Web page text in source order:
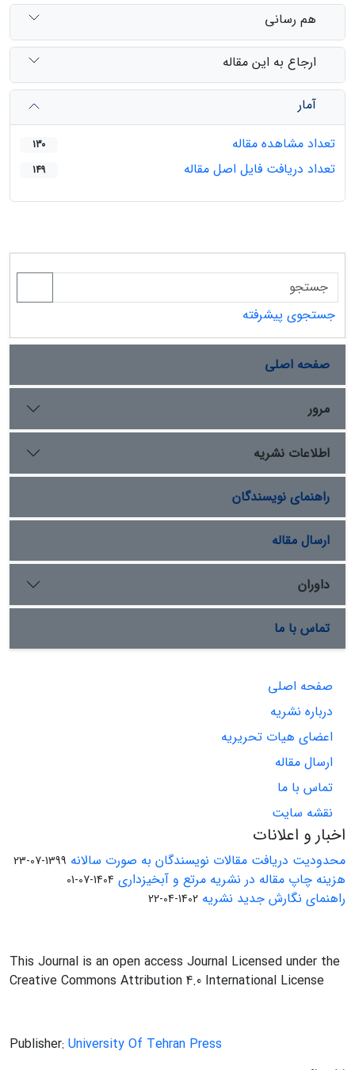
هم رسانی
ارجاع به این مقاله
آمار
تعداد مشاهده مقاله
130
تعداد دریافت فایل اصل مقاله 149
جستجوی پیشرفته
صفحه اصلی
مرور
اطلاعات نشریه
راهنمای نویسندگان
ارسال مقاله
داوران
تماس با ما
صفحه اصلی
درباره نشریه
اعضای هیات تحریریه
ارسال مقاله
تماس با ما
نقشه سایت
اخبار و اعلانات
محدودیت دریافت مقالات نویسندگان به صورت سالانه 1399-07-23
هزینه چاپ مقاله در نشریه مرتع و آبخیزداری 1404-07-01
راهنمای نگارش جدید نشریه 1402-04-22
This Journal is an open access Journal Licensed under the
Creative Commons Attribution 4.0 International License
Publisher: University Of Tehran Press